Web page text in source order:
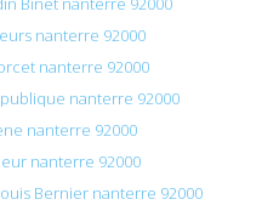
nanterre 92000
nanterre 92000
nanterre 92000
nanterre 92000
nanterre 92000
Bernier nanterre 92000